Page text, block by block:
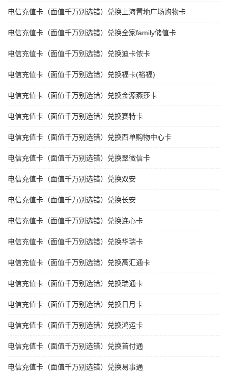
电信充值卡（面值千万别选错）兑换上海置地广场购物卡
电信充值卡（面值千万别选错）兑换全家family储值卡
电信充值卡（面值千万别选错）兑换迪卡侬卡
电信充值卡（面值千万别选错）兑换福卡(裕福)
电信充值卡（面值千万别选错）兑换金源燕莎卡
电信充值卡（面值千万别选错）兑换赛特卡
电信充值卡（面值千万别选错）兑换西单购物中心卡
电信充值卡（面值千万别选错）兑换翠微信卡
电信充值卡（面值千万别选错）兑换双安
电信充值卡（面值千万别选错）兑换长安
电信充值卡（面值千万别选错）兑换连心卡
电信充值卡（面值千万别选错）兑换华瑞卡
电信充值卡（面值千万别选错）兑换高汇通卡
电信充值卡（面值千万别选错）兑换瑞通卡
电信充值卡（面值千万别选错）兑换日月卡
电信充值卡（面值千万别选错）兑换鸿运卡
电信充值卡（面值千万别选错）兑换首付通
电信充值卡（面值千万别选错）兑换易事通